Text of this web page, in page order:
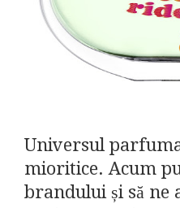
Universul
mioritice. Acum
brandului și să ne